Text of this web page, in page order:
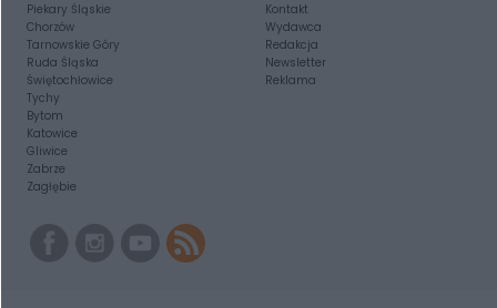
Piekary Śląskie
Chorzów
Tarnowskie Góry
Ruda Śląska
Świętochłowice
Tychy
Bytom
Katowice
Gliwice
Zabrze
Zagłębie
Kontakt
Wydawca
Redakcja
Newsletter
Reklama